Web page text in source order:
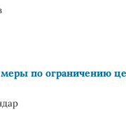
по ограничению